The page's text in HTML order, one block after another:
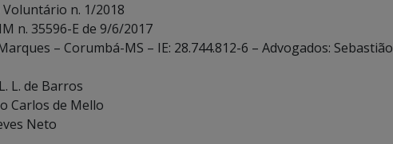
Voluntário n. 1/2018
n. 35596-E de 9/6/2017
– Corumbá-MS – IE: 28.744.812-6 – Advogados: Sebastião
L. de Barros
Carlos de Mello
Neto